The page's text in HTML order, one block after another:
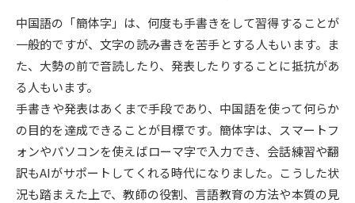
デジタルパンフレット 進路の３択
新学年スタート号特集ページ
（高3生用）
新学年スタート号特集ページ
（高2生用）
SELFBRAND特集ページ
オープンキャンパスなどを調べる
オープンキャンパス検索 実施プログラムから探す
中国語の「簡体字」は、何度も手書きをして習得することが
一般的ですが、文字の読み書きを苦手とする人もいます。ま
た、大勢の前で音読したり、発表したりすることに抵抗があ
る人もいます。
手書きや発表はあくまで手段であり、中国語を使って何らか
の目的を達成できることが目標です。簡体字は、スマートフ
ォンやパソコンを使えばローマ字で入力でき、会話練習や翻
訳もAIがサポートしてくれる時代になりました。こうした状
況も踏まえた上で、教師の役割、言語教育の方法や本質の見